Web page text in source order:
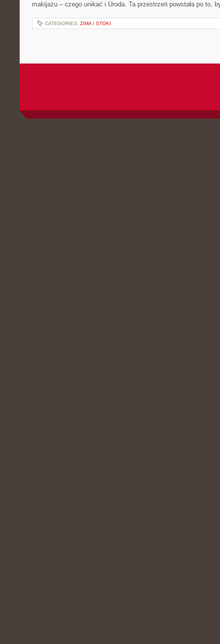
makijażu – czego unikać i Uroda. Ta przestrzeń powstała po to,
CATEGORIES: ZIMA I STOKI